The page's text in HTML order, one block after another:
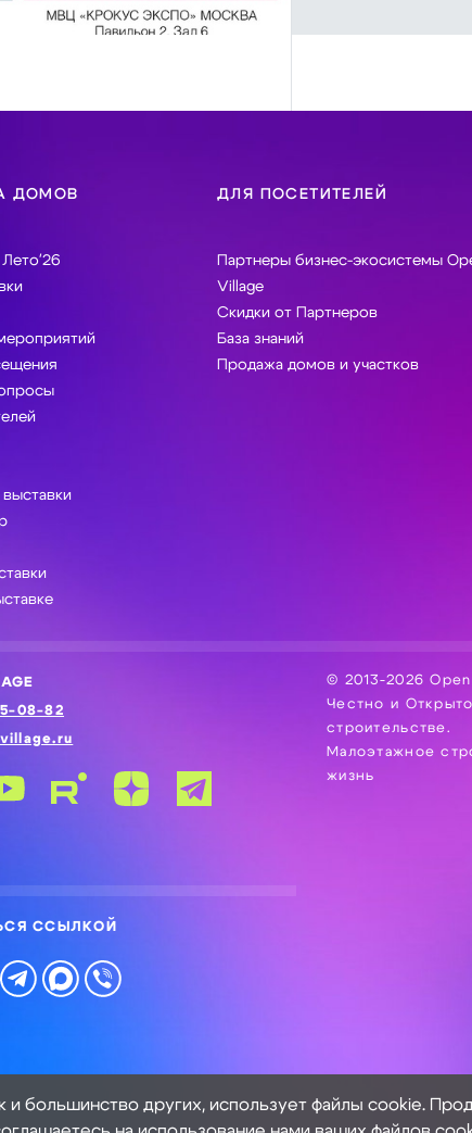
ДОМОВ
Лето'26
ДЛЯ ПОСЕТИТЕЛЕЙ
Партнеры бизнес-экосистемы
Village
Скидки от Партнеров
База знаний
Продажа домов и участков
08-82
ССЫЛКОЙ
© 2013-2026
Честно и
строительстве.
Малоэтажное
жизнь
и большинство других, использует файлы cookie.